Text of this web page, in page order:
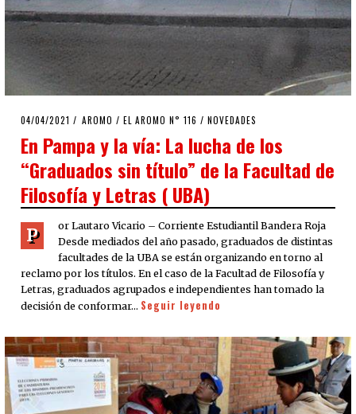
POSTED
04/04/2021 02/04/2021
AROMO / EL AROMO N° 116 / NOVEDADES
En Pampa y la vía: La lucha de los
“Graduados sin título” de la Facultad de
Filosofía y Letras ( UBA)
P
or Lautaro Vicario – Corriente Estudiantil Bandera Roja
Desde mediados del año pasado, graduados de distintas
facultades de la UBA se están organizando en torno al
reclamo por los títulos. En el caso de la Facultad de Filosofía y
Letras, graduados agrupados e independientes han tomado la
decisión de conformar… Seguir leyendo